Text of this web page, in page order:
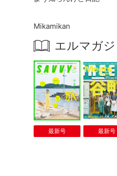
Mikamikan
エルマガ
最新号 最新号